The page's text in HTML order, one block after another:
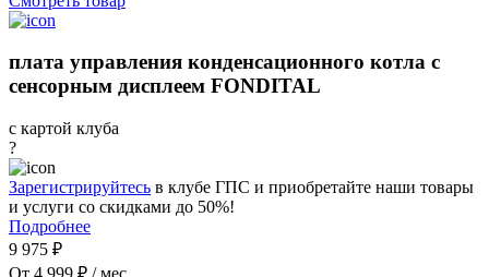
плата управления конденсационного котла с
сенсорным дисплеем FONDITAL
с картой клуба
?
Зарегистрируйтесь в клубе ГПС и приобретайте наши товары
и услуги со скидками до 50%!
Подробнее
9 975 ₽
От 4 999 ₽ / мес.